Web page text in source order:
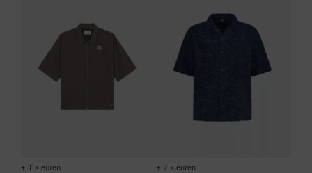
+ 1 kleuren + 2 kleuren